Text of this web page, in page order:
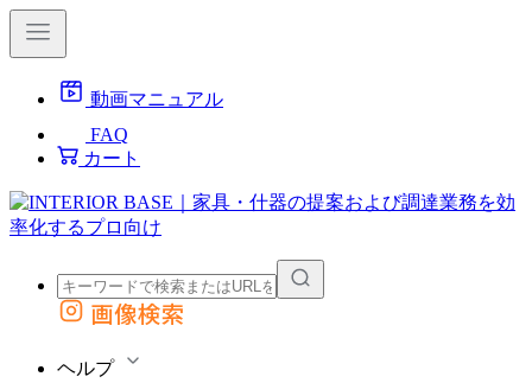
動画マニュアル
FAQ
カート
外部サイトの商品をカートに追加
画像検索
ヘルプ